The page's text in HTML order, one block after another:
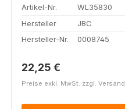
Artikel-Nr.
WL35830
Hersteller
JBC
Hersteller-Nr.
0008745
Regulärer Preis:
22,25 €
Preise exkl. MwSt. zzgl.